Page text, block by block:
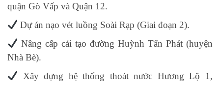
quận Gò Vấp và Quận 12.
Dự án nạo vét luồng Soài Rạp (Giai đoạn 2).
Nâng cấp cải tạo đường Huỳnh Tấn Phát (huyện
Nhà Bè).
Xây dựng hệ thống thoát nước Hương Lộ 1,